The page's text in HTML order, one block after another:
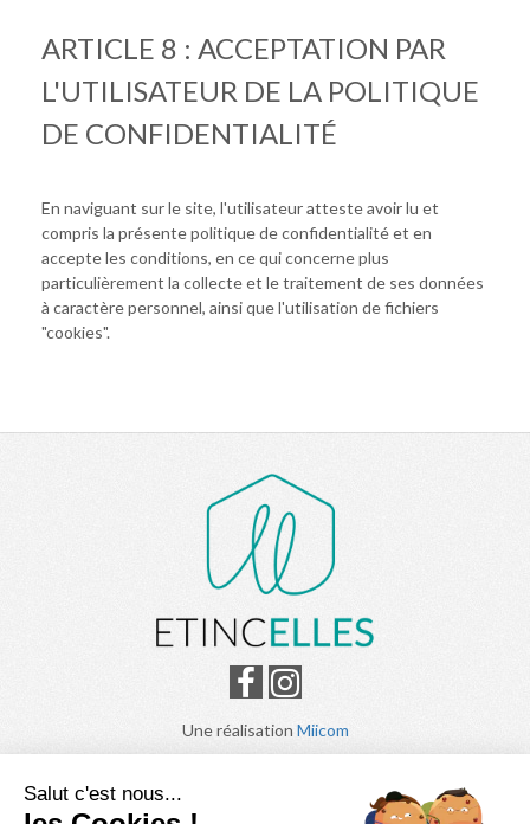
ARTICLE 8 : ACCEPTATION PAR
L'UTILISATEUR DE LA POLITIQUE
DE CONFIDENTIALITÉ
En naviguant sur le site, l'utilisateur atteste avoir lu et
compris la présente politique de confidentialité et en
accepte les conditions, en ce qui concerne plus
particulièrement la collecte et le traitement de ses données
à caractère personnel, ainsi que l'utilisation de fichiers
"cookies".
Une réalisation Miicom
Salut c'est nous...